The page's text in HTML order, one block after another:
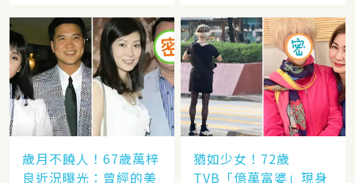
歲月不饒人！67歲萬梓
良近況曝光：曾經的美
猶如少女！72歲
TVB「億萬富婆」現身